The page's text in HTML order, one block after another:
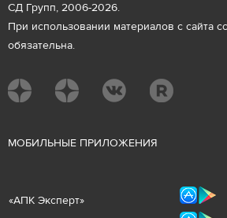
СД Групп, 2006-2026.
При использовании материалов с сайта
обязательна.
МОБИЛЬНЫЕ ПРИЛОЖЕНИЯ
«АПК Эксперт»